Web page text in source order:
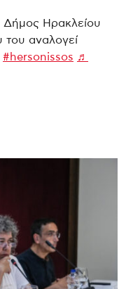
Δήμος Ηρακλείου
του αναλογεί
#hersonissos ♬